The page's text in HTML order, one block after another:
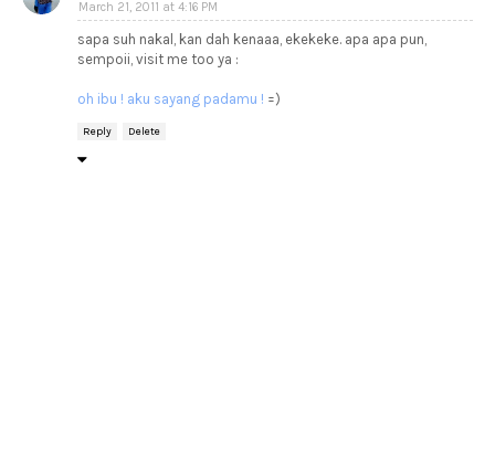
March 21, 2011 at 4:16 PM
sapa suh nakal, kan dah kenaaa, ekekeke. apa apa pun,
sempoii, visit me too ya :
oh ibu ! aku sayang padamu ! =)
Reply Delete